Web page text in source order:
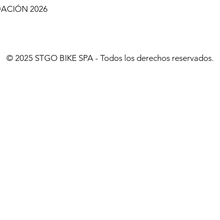
2026
© 2025 STGO BIKE SPA - Todos los derechos reservados.